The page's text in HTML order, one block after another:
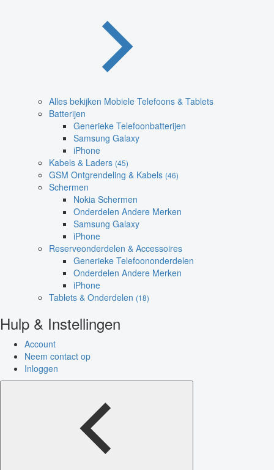
Alles bekijken Mobiele Telefoons & Tablets
Batterijen
Generieke Telefoonbatterijen
Samsung Galaxy
iPhone
Kabels & Laders (45)
GSM Ontgrendeling & Kabels (46)
Schermen
Nokia Schermen
Onderdelen Andere Merken
Samsung Galaxy
iPhone
Reserveonderdelen & Accessoires
Generieke Telefoononderdelen
Onderdelen Andere Merken
iPhone
Tablets & Onderdelen (18)
Hulp & Instellingen
Account
Neem contact op
Inloggen